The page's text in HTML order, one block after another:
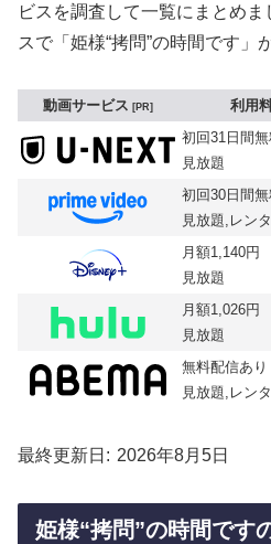
ビスを調査して一覧にまとめ
スで「姫様“拷問”の時間です」
動画サービス PR 利用
初回31日間
見放題
初回30日間
見放題,レン
月額1,140円
見放題
月額1,026円
見放題
無料配信あり
見放題,レン
最終更新日 2026年8月5日
姫様“拷問”の時間です